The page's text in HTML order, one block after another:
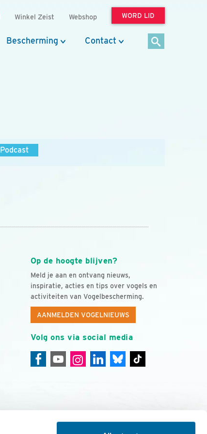
Winkel Zeist Webshop WORD LID
Bescherming Contact
Podcast
Op de hoogte blijven?
Meld je aan en ontvang nieuws,
inspiratie, acties en tips over vogels en
activiteiten van Vogelbescherming.
AANMELDEN VOGELNIEUWS
Volg ons via social media